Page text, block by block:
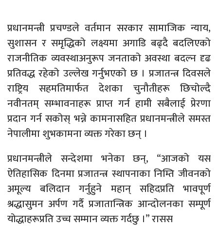
प्रधानमन्त्री प्रचण्डले वर्तमान सरकार सामाजिक न्याय,
सुशासन र समृद्धिको लक्ष्यमा अगाडि बढ्दै बदलिएको
राजनीतिक व्यवस्थाअनुरूप जनताको अवस्था बदल्न दृढ
प्रतिवद्ध रहेको उल्लेख गर्नुभएको छ । प्रजातन्त्र दिवसले
राष्ट्रिय सहमतिमार्फत देशका चुनौतीहरू छिचोल्दै
नवीनतम् सम्भावनाहरू प्राप्त गर्न हामी सबैलाई प्रेरणा
प्रदान गर्न सकोस् भन्ने कामनासहित प्रधानमन्त्रीले समस्त
नेपालीमा शुभकामना व्यक्त गरेका छन् ।
प्रधानमन्त्रीले सन्देशमा भनेका छन्, “आजको यस
ऐतिहासिक दिनमा प्रजातन्त्र स्थापनाका निम्ति जीवनको
अमूल्य बलिदान गर्नुहुने महान् सहिदप्रति भावपूर्ण
श्रद्धासुमन अर्पण गर्दै प्रजातान्त्रिक आन्दोलनका सम्पूर्ण
योद्धाहरूप्रति उच्च सम्मान व्यक्त गर्दछु ।” रासस